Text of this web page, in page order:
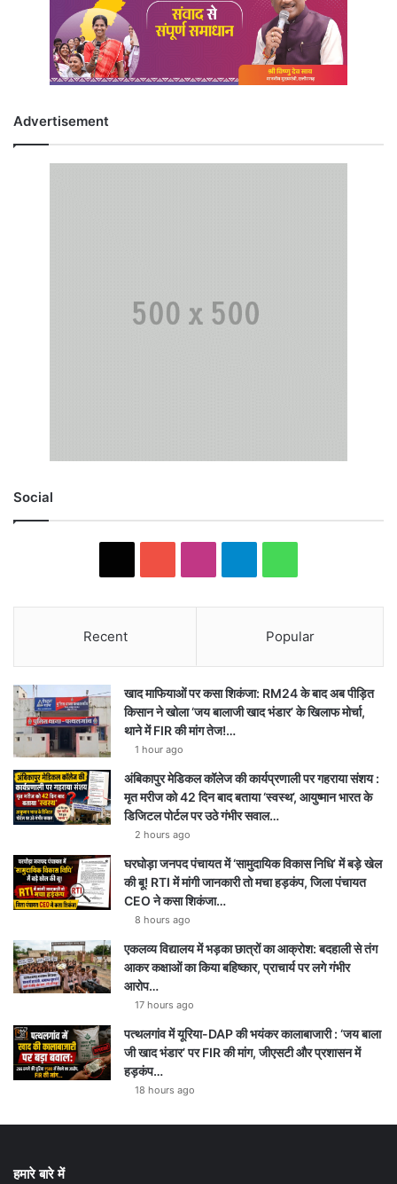
Advertisement
Social
Recent Popular
खाद माफियाओं पर कसा शिकंजा: RM24 के बाद अब पीड़ित
किसान ने खोला ‘जय बालाजी खाद भंडार’ के खिलाफ मोर्चा,
थाने में FIR की मांग तेज!…
1 hour ago
अंबिकापुर मेडिकल कॉलेज की कार्यप्रणाली पर गहराया संशय :
मृत मरीज को 42 दिन बाद बताया ‘स्वस्थ’, आयुष्मान भारत के
डिजिटल पोर्टल पर उठे गंभीर सवाल…
2 hours ago
घरघोड़ा जनपद पंचायत में ‘सामुदायिक विकास निधि’ में बड़े खेल
की बू! RTI में मांगी जानकारी तो मचा हड़कंप, जिला पंचायत
CEO ने कसा शिकंजा…
8 hours ago
एकलव्य विद्यालय में भड़का छात्रों का आक्रोश: बदहाली से तंग
आकर कक्षाओं का किया बहिष्कार, प्राचार्य पर लगे गंभीर
आरोप…
17 hours ago
पत्थलगांव में यूरिया-DAP की भयंकर कालाबाजारी : ‘जय बाला
जी खाद भंडार’ पर FIR की मांग, जीएसटी और प्रशासन में
हड़कंप…
18 hours ago
हमारे बारे में